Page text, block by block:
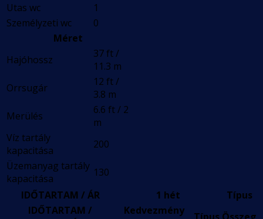
Utas wc
1
Személyzeti wc
0
Méret
Hajóhossz
37 ft /
11.3 m
Orrsugár
12 ft /
3.8 m
Merülés
6.6 ft / 2
m
Víz tartály
kapacitása
200
Üzemanyag tartály
kapacitása
130
IDŐTARTAM / ÁR
1 hét
Típus
IDŐTARTAM /
Kedvezmény